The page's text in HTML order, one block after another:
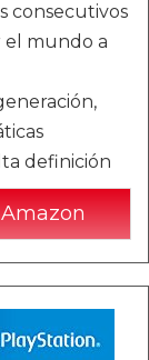
consecutivos
mundo a
definición